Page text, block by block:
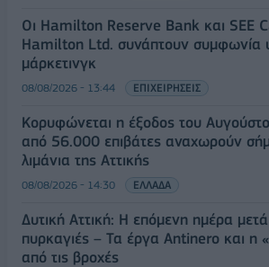
Οι Hamilton Reserve Bank και SEE
Hamilton Ltd. συνάπτουν συμφωνία
μάρκετινγκ
08/08/2026 - 13:44 ΕΠΙΧΕΙΡΗΣΕΙΣ
Κορυφώνεται η έξοδος του
από 56.000 επιβάτες αναχωρούν
λιμάνια της Αττικής
08/08/2026 - 14:30 ΕΛΛΑΔΑ
Δυτική Αττική: Η επόμενη ημέρα μετά
πυρκαγιές – Τα έργα Antinero και η
από τις βροχές